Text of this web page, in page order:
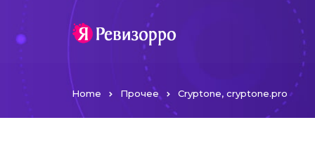
Home Прочее Cryptone, cryptone.pro